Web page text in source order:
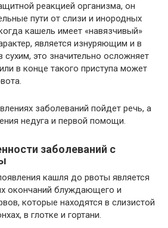
реакцией организма, он
пути от слизи и инородных
кашель имеет «навязчивый»
является изнуряющим и в
сухим, это значительно осложняет
в конце такого приступа может
заболеваний пойдет речь, а
недуга и первой помощи.
заболеваний с
кашля до рвоты является
окончаний блуждающего и
которые находятся в слизистой
в глотке и гортани.